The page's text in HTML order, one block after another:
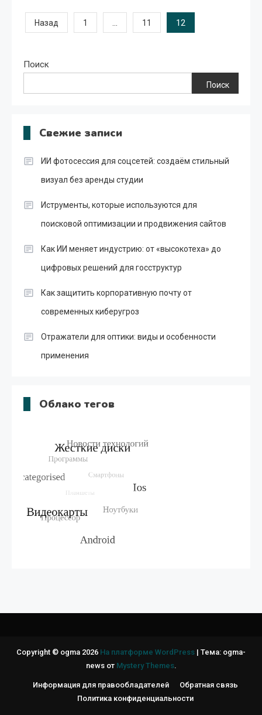
Пагинация
Назад 1 … 11 12
Поиск
Поиск
Свежие записи
ИИ фотосессия для соцсетей: создаём стильный
визуал без аренды студии
Иструменты, которые используются для
поисковой оптимизации и продвижения сайтов
Как ИИ меняет индустрию: от «высокотеха» до
цифровых решений для госструктур
Как защитить корпоративную почту от
современных киберугроз
Отражатели для оптики: виды и особенности
применения
Облако тегов
Copyright © ogma 2026 На платформе WordPress | Тема: ogma-
news от Mystery Themes.
Информация для правообладателей
Обратная связь
Политика конфиденциальности